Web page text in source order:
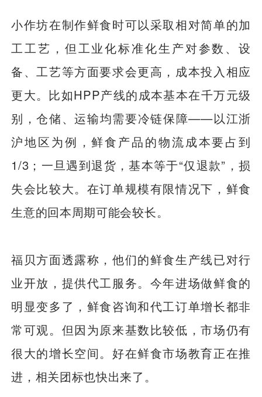
小作坊在制作鲜食时可以采取相对简单的加
工工艺，但工业化标准化生产对参数、设
备、工艺等方面要求会更高，成本投入相应
更大。比如HPP产线的成本基本在千万元级
别，仓储、运输均需要冷链保障——以江浙
沪地区为例，鲜食产品的物流成本要占到
1/3；一旦遇到退货，基本等于“仅退款”，损
失会比较大。在订单规模有限情况下，鲜食
生意的回本周期可能会较长。
福贝方面透露称，他们的鲜食生产线已对行
业开放，提供代工服务。今年进场做鲜食的
明显变多了，鲜食咨询和代工订单增长都非
常可观。但因为原来基数比较低，市场仍有
很大的增长空间。好在鲜食市场教育正在推
进，相关团标也快出来了。